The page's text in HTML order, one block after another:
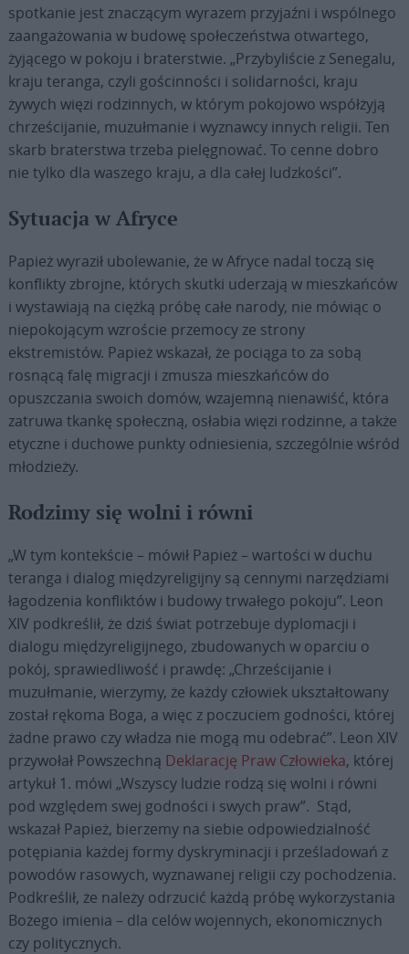
spotkanie jest znaczącym wyrazem przyjaźni i wspólnego
zaangażowania w budowę społeczeństwa otwartego,
żyjącego w pokoju i braterstwie. „Przybyliście z Senegalu,
kraju teranga, czyli gościnności i solidarności, kraju
żywych więzi rodzinnych, w którym pokojowo współżyją
chrześcijanie, muzułmanie i wyznawcy innych religii. Ten
skarb braterstwa trzeba pielęgnować. To cenne dobro
nie tylko dla waszego kraju, a dla całej ludzkości”.
Sytuacja w Afryce
Papież wyraził ubolewanie, że w Afryce nadal toczą się
konflikty zbrojne, których skutki uderzają w mieszkańców
i wystawiają na ciężką próbę całe narody, nie mówiąc o
niepokojącym wzroście przemocy ze strony
ekstremistów. Papież wskazał, że pociąga to za sobą
rosnącą falę migracji i zmusza mieszkańców do
opuszczania swoich domów, wzajemną nienawiść, która
zatruwa tkankę społeczną, osłabia więzi rodzinne, a także
etyczne i duchowe punkty odniesienia, szczególnie wśród
młodzieży.
Rodzimy się wolni i równi
„W tym kontekście – mówił Papież – wartości w duchu
teranga i dialog międzyreligijny są cennymi narzędziami
łagodzenia konfliktów i budowy trwałego pokoju”. Leon
XIV podkreślił, że dziś świat potrzebuje dyplomacji i
dialogu międzyreligijnego, zbudowanych w oparciu o
pokój, sprawiedliwość i prawdę: „Chrześcijanie i
muzułmanie, wierzymy, że każdy człowiek ukształtowany
został rękoma Boga, a więc z poczuciem godności, której
żadne prawo czy władza nie mogą mu odebrać”. Leon XIV
przywołał Powszechną Deklarację Praw Człowieka, której
artykuł 1. mówi „Wszyscy ludzie rodzą się wolni i równi
pod względem swej godności i swych praw”. Stąd,
wskazał Papież, bierzemy na siebie odpowiedzialność
potępiania każdej formy dyskryminacji i prześladowań z
powodów rasowych, wyznawanej religii czy pochodzenia.
Podkreślił, że należy odrzucić każdą próbę wykorzystania
Bożego imienia – dla celów wojennych, ekonomicznych
czy politycznych.